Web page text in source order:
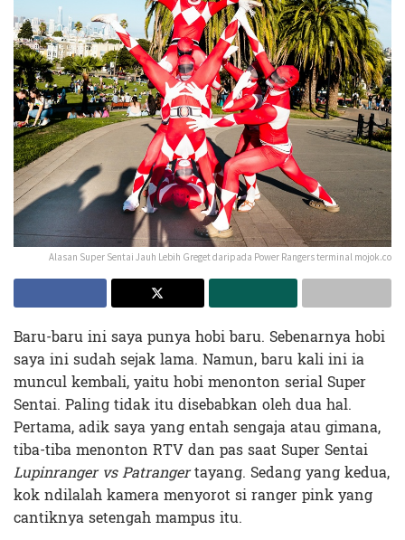
Alasan Super Sentai Jauh Lebih Greget daripada Power Rangers terminal mojok.co
Baru-baru ini saya punya hobi baru. Sebenarnya hobi
saya ini sudah sejak lama. Namun, baru kali ini ia
muncul kembali, yaitu hobi menonton serial Super
Sentai. Paling tidak itu disebabkan oleh dua hal.
Pertama, adik saya yang entah sengaja atau gimana,
tiba-tiba menonton RTV dan pas saat Super Sentai
Lupinranger vs Patrangertayang. Sedang yang kedua,
kok ndilalah kamera menyorot si ranger pink yang
cantiknya setengah mampus itu.